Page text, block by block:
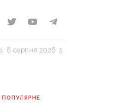
6 серпня 2026 р.
ПОПУЛЯРНE